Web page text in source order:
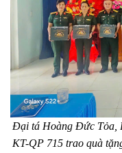
Đại tá Hoàng Đức Tỏa,
KT-QP 715 trao quà